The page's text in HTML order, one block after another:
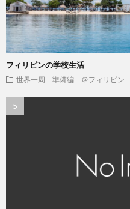
フィリピンの学校生活
世界一周 準備編 ＠フィリピン